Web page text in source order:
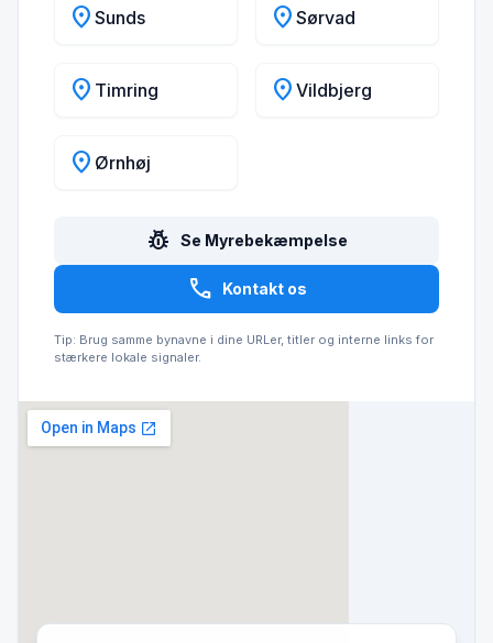
location_on Sunds location_on Sørvad
location_on Timring location_on Vildbjerg
location_on Ørnhøj
pest_control Se Myrebekæmpelse
call Kontakt os
Tip: Brug samme bynavne i dine URLer, titler og interne links for
stærkere lokale signaler.